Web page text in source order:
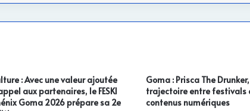
: Avec une valeur ajoutée
aux partenaires, le FESKI
Goma 2026 prépare sa 2e
Goma : Prisca The
trajectoire entre festivals
contenus numériques